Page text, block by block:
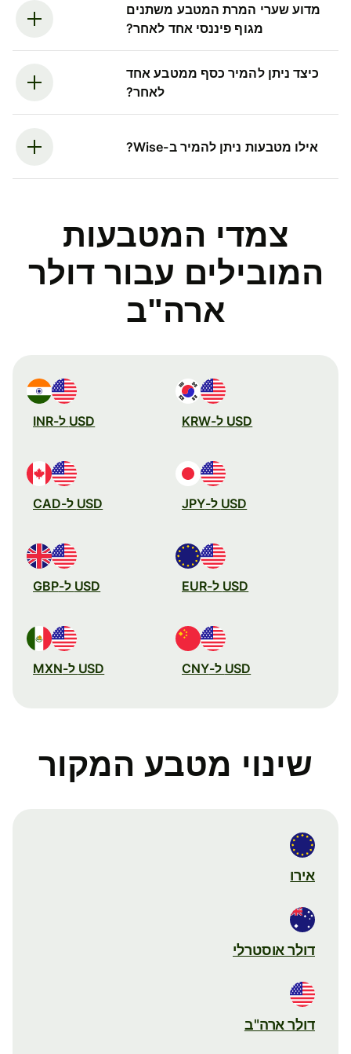
מדוע שערי המרת המטבע משתנים
מגוף פיננסי אחד לאחר?
כיצד ניתן להמיר כסף ממטבע אחד
לאחר?
אילו מטבעות ניתן להמיר ב-Wise?
צמדי המטבעות
המובילים עבור דולר
ארה"ב
USD ל-KRW USD ל-INR
USD ל-JPY USD ל-CAD
USD ל-EUR USD ל-GBP
USD ל-CNY USD ל-MXN
שינוי מטבע המקור
אירו
דולר אוסטרלי
דולר ארה"ב